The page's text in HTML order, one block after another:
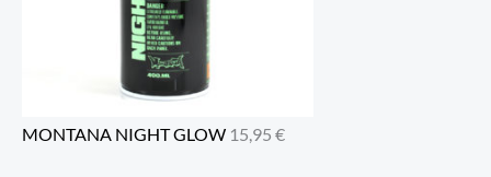
MONTANA NIGHT GLOW 15,95 €